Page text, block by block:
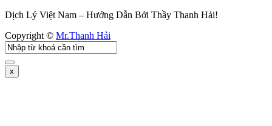
Dịch Lý Việt Nam – Hướng Dẫn Bởi Thầy Thanh Hải!
Copyright © Mr.Thanh Hải
x